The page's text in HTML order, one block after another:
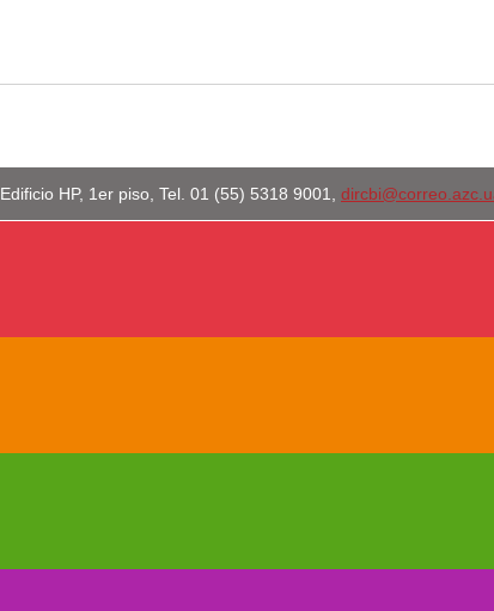
Edificio HP, 1er piso, Tel. 01 (55) 5318 9001,